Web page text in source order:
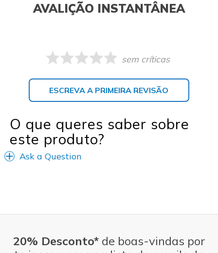
AVALIÇÃO INSTANTÂNEA
sem críticas
ESCREVA A PRIMEIRA REVISÃO
O que queres saber sobre
este produto?
Ask a Question
20% Desconto*de boas-vindas por